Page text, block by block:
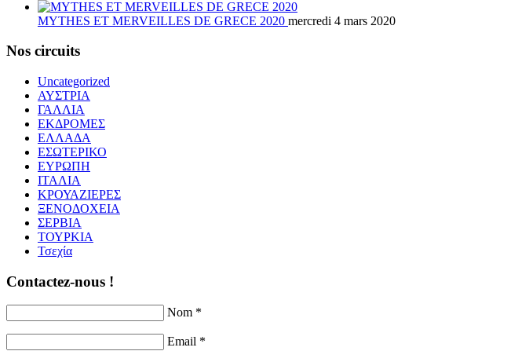
MYTHES ET MERVEILLES DE GRECE 2020 mercredi 4 mars 2020
Nos circuits
Uncategorized
ΑΥΣΤΡΙΑ
ΓΑΛΛΙΑ
ΕΚΔΡΟΜΕΣ
ΕΛΛΑΔΑ
ΕΣΩΤΕΡΙΚΟ
ΕΥΡΩΠΗ
ΙΤΑΛΙΑ
ΚΡΟΥΑΖΙΕΡΕΣ
ΞΕΝΟΔΟΧΕΙΑ
ΣΕΡΒΙΑ
ΤΟΥΡΚΙΑ
Τσεχία
Contactez-nous !
Nom *
Email *